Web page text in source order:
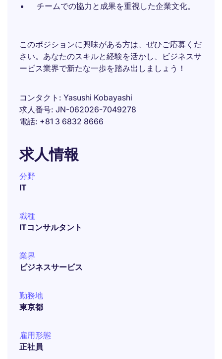
チームでの協力と成果を重視した企業文化。
このポジションに興味がある方は、ぜひご応募くだ
さい。あなたのスキルと経験を活かし、ビジネスサ
ービス業界で新たな一歩を踏み出しましょう！
コンタクト
Yasushi Kobayashi
求人番号 JN-062026-7049278
電話 +81 3 6832 8666
求人情報
分野
IT
職種
ITコンサルタント
業界
ビジネスサービス
勤務地
東京都
雇用形態
正社員